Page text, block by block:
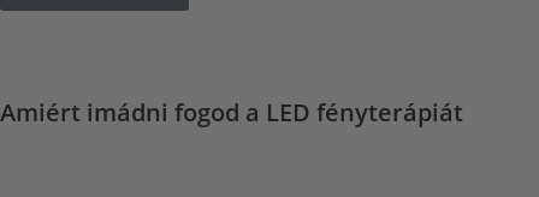
Amiért imádni fogod a LED fényterápiát